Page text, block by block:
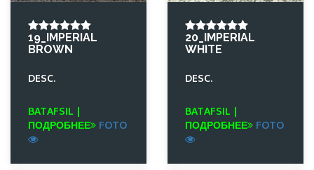
19_IMPERIAL
BROWN
DESC.
BATAFSIL |
ПОДРОБНЕЕ
FOTO
20_IMPERIAL
WHITE
DESC.
BATAFSIL |
ПОДРОБНЕЕ
FOTO